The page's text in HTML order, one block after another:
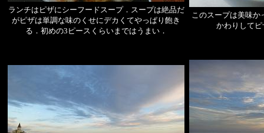
ランチはピザにシーフードスープ．スープは絶品だ
がピザは単調な味のくせにデカくてやっぱり飽き
る．初めの3ピースくらいまではうまい．
このスープは美味か
かわりして